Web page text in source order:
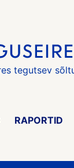
tegutsev
RAPORTID